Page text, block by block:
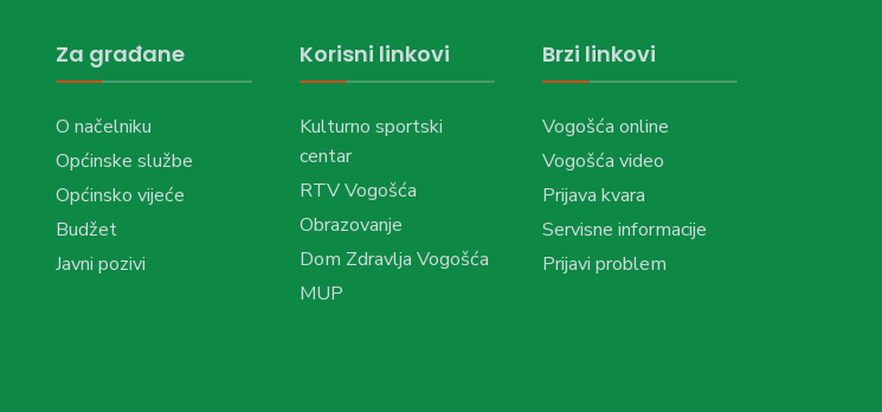
Za građane
O načelniku
Općinske službe
Općinsko vijeće
Budžet
Javni pozivi
Korisni linkovi
Kulturno sportski
centar
RTV Vogošća
Obrazovanje
Dom Zdravlja Vogošća
MUP
Brzi linkovi
Vogošća online
Vogošća video
Prijava kvara
Servisne informacije
Prijavi problem